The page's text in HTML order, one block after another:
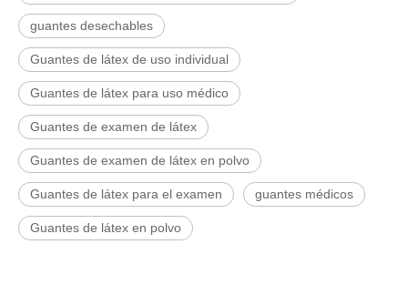
guantes desechables
Guantes de látex de uso individual
Guantes de látex para uso médico
Guantes de examen de látex
Guantes de examen de látex en polvo
Guantes de látex para el examen guantes médicos
Guantes de látex en polvo